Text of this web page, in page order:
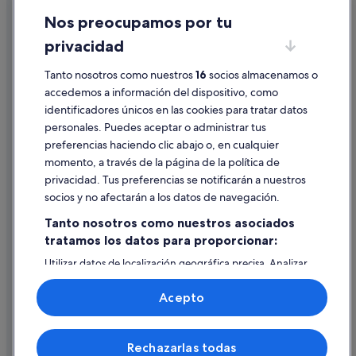
Condiciones de uso
Información legal/contacto
Pautas sobre el contenido y cómo denunciar contenido
Ayuda
Cancelar un vuelo
Cancelar una reserva de hotel o de un alquiler vacacional
Utilizar un cupón de Expedia
Documentos para viajes internacionales
© 2026 Expedia, Inc., una empresa de Expedia Group. Todos los
derechos reservados. Expedia y el logotipo de Expedia son marcas
Nos preocupamos por tu
privacidad
Tanto nosotros como nuestros16 socios almacenamos o
accedemos a información del dispositivo, como
identificadores únicos en las cookies para tratar datos
personales. Puedes aceptar o administrar tus
preferencias haciendo clic abajo o, en cualquier
momento, a través de la página de la política de
privacidad. Tus preferencias se notificarán a nuestros
socios y no afectarán a los datos de navegación.
Tanto nosotros como nuestros asociados
tratamos los datos para proporcionar:
Utilizar datos de localización geográfica precisa. Analizar
activamente las características del dispositivo para su
identificación. Almacenar la información en un dispositivo
y/o acceder a ella. Publicidad y contenido personalizados,
medición de publicidad y contenido, investigación de
audiencia y desarrollo de servicios.
Lista de asociados (proveedores)
Rechazarlas todas
Acepto